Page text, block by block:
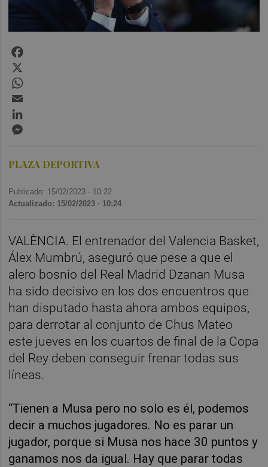
PLAZA DEPORTIVA
Publicado: 15/02/2023 · 10:22
Actualizado: 15/02/2023 · 10:24
VALÈNCIA. El entrenador del Valencia Basket,
Álex Mumbrú, aseguró que pese a que el
alero bosnio del Real Madrid Dzanan Musa
ha sido decisivo en los dos encuentros que
han disputado hasta ahora ambos equipos,
para derrotar al conjunto de Chus Mateo
este jueves en los cuartos de final de la Copa
del Rey deben conseguir frenar todas sus
líneas.
“Tienen a Musa pero no solo es él, podemos
decir a muchos jugadores. No es parar un
jugador, porque si Musa nos hace 30 puntos y
ganamos nos da igual. Hay que parar todas